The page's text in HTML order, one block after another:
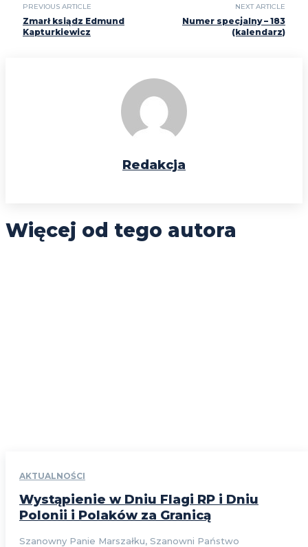
PREVIOUS ARTICLE
Zmarł ksiądz Edmund
Kapturkiewicz
NEXT ARTICLE
Numer specjalny – 183
(kalendarz)
Redakcja
Więcej od tego autora
AKTUALNOŚCI
Wystąpienie w Dniu Flagi RP i Dniu
Polonii i Polaków za Granicą
Szanowny Panie Marszałku, Szanowni Państwo